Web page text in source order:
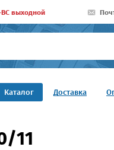
выходной
Каталог Доставка
11